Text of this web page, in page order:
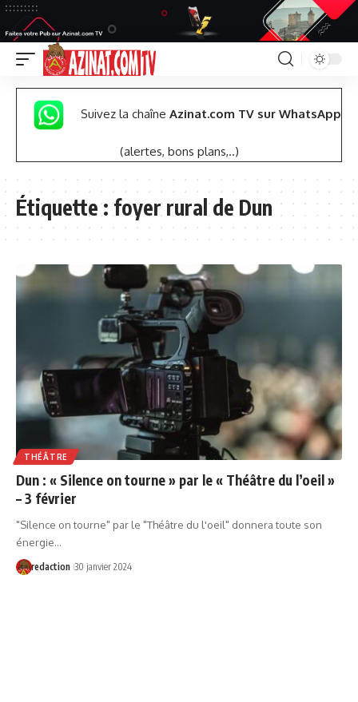
Suivez la chaîne Azinat.com TV sur WhatsApp
(alertes, bons plans,..)
Étiquette :foyer rural de Dun
THÉÂTRE
Dun : « Silence on tourne » par le « Théâtre du l’oeil »
– 3 février
"Silence on tourne" par le "Théâtre du l'oeil" donnera toute son
énergie…
redaction 30 janvier 2024